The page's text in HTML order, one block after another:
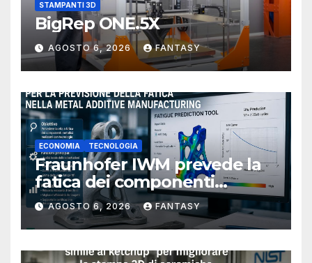
STAMPANTI 3D
BigRep ONE.5X
AGOSTO 6, 2026 FANTASY
ECONOMIA TECNOLOGIA
Fraunhofer IWM prevede la
fatica dei componenti
metallici stampati in 3D
AGOSTO 6, 2026 FANTASY